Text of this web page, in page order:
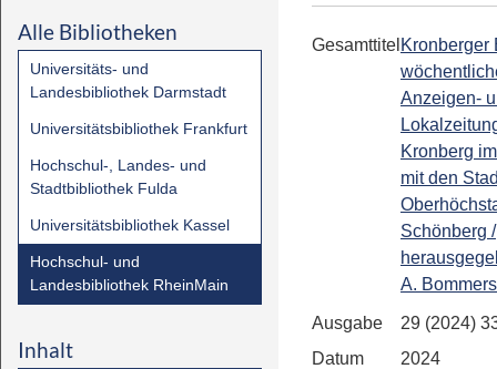
Alle Bibliotheken
Universitäts- und
Landesbibliothek Darmstadt
Universitätsbibliothek Frankfurt
Hochschul-, Landes- und
Stadtbibliothek Fulda
Universitätsbibliothek Kassel
Hochschul- und
Landesbibliothek RheinMain
Inhalt
Gesamttitel Kronberger
Anzeigen-
Kronberg
mit den
Schönberg /
A.
Ausgabe
29 (2024)
Datum
2024